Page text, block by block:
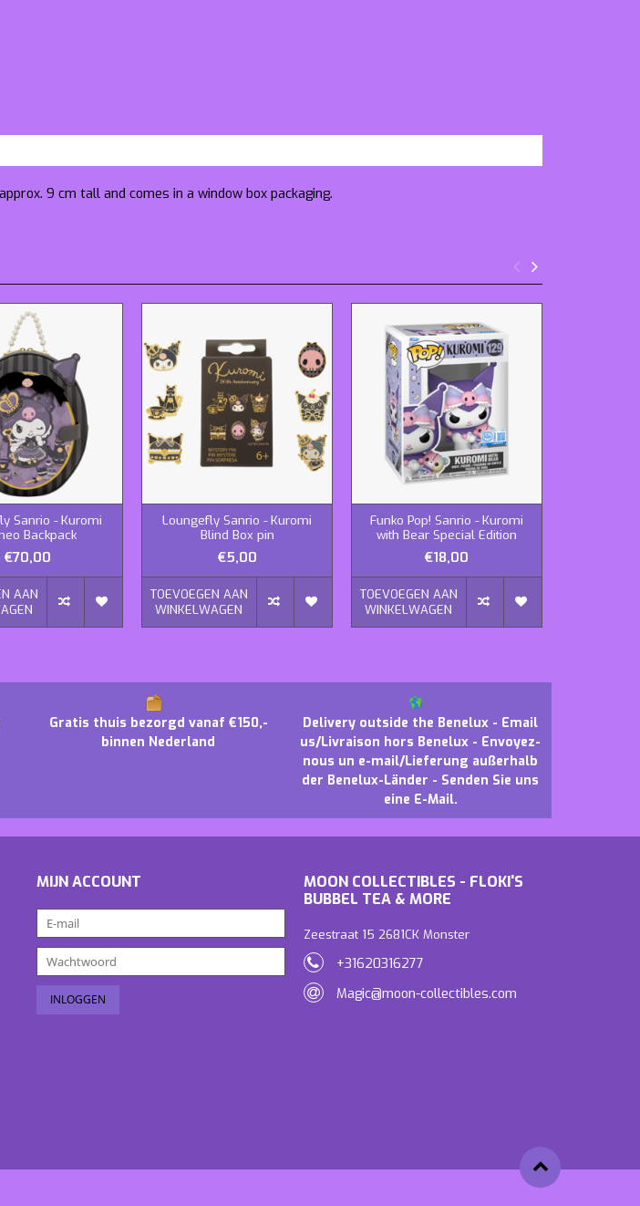
9 cm tall and comes in a window box packaging.
Sanrio - Kuromi
Backpack
€70,00
AAN
Loungefly Sanrio - Kuromi
Blind Box pin
€5,00
TOEVOEGEN AAN
WINKELWAGEN
Funko Pop! Sanrio - Kuromi
with Bear Special Edition
€18,00
TOEVOEGEN AAN
WINKELWAGEN
Gratis thuis bezorgd vanaf €150,-
binnen Nederland
Delivery outside the Benelux - Email
us/Livraison hors Benelux - Envoyez-
nous un e-mail/Lieferung außerhalb
der Benelux-Länder - Senden Sie uns
eine E-Mail.
MIJN ACCOUNT
MOON COLLECTIBLES - FLOKI'S
BUBBEL TEA & MORE
Zeestraat 15 2681CK Monster
+31620316277
Magic@moon-collectibles.com